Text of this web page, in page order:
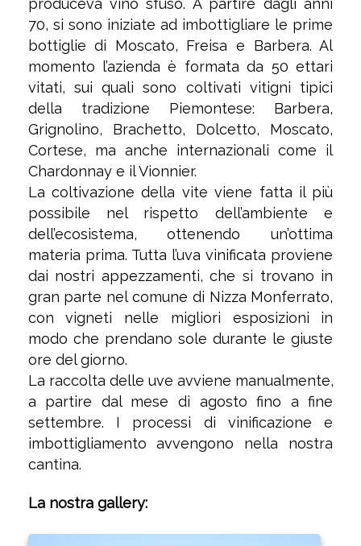
produceva vino sfuso. A partire dagli anni
70, si sono iniziate ad imbottigliare le prime
bottiglie di Moscato, Freisa e Barbera. Al
momento l’azienda è formata da 50 ettari
vitati, sui quali sono coltivati vitigni tipici
della tradizione Piemontese: Barbera,
Grignolino, Brachetto, Dolcetto, Moscato,
Cortese, ma anche internazionali come il
Chardonnay e il Vionnier.
La coltivazione della vite viene fatta il più
possibile nel rispetto dell’ambiente e
dell’ecosistema, ottenendo un’ottima
materia prima. Tutta l’uva vinificata proviene
dai nostri appezzamenti, che si trovano in
gran parte nel comune di Nizza Monferrato,
con vigneti nelle migliori esposizioni in
modo che prendano sole durante le giuste
ore del giorno.
La raccolta delle uve avviene manualmente,
a partire dal mese di agosto fino a fine
settembre. I processi di vinificazione e
imbottigliamento avvengono nella nostra
cantina.
La nostra gallery: